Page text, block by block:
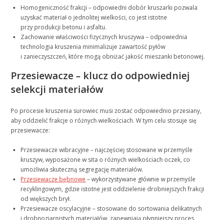
Homogeniczność frakcji – odpowiedni dobór kruszarki pozwala
uzyskać materiał o jednolitej wielkości, co jest istotne
przy produkcji betonu i asfaltu.
Zachowanie właściwości fizycznych kruszywa – odpowiednia
technologia kruszenia minimalizuje zawartość pyłów
i zanieczyszczeń, które mogą obniżać jakość mieszanki betonowej.
Przesiewacze – klucz do odpowiedniej
selekcji materiałów
Po procesie kruszenia surowiec musi zostać odpowiednio przesiany,
aby oddzielić frakcje o różnych wielkościach. W tym celu stosuje się
przesiewacze:
Przesiewacze wibracyjne – najczęściej stosowane w przemyśle
kruszyw, wyposażone w sita o różnych wielkościach oczek, co
umożliwia skuteczną segregację materiałów.
Przesiewacze bębnowe – wykorzystywane głównie w przemyśle
recyklingowym, gdzie istotne jest oddzielenie drobniejszych frakcji
od większych brył.
Przesiewacze oscylacyjne – stosowane do sortowania delikatnych
i drobnoziarnistych materiałów, zapewniają płynniejszy proces